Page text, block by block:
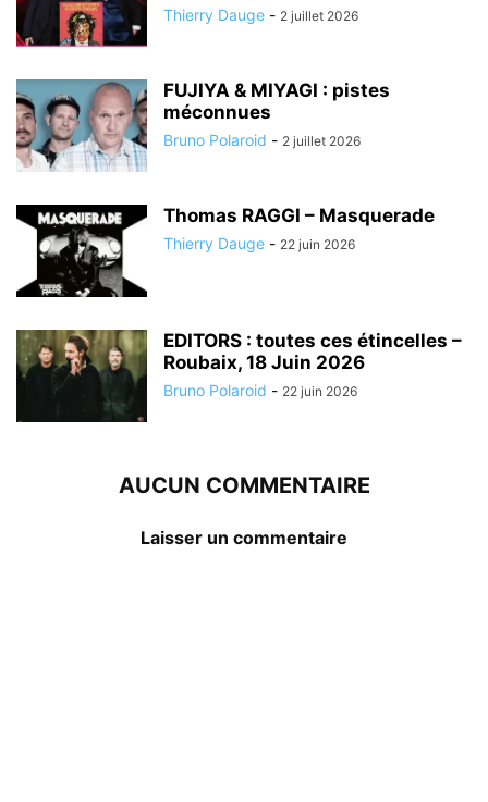
Thierry Dauge - 2 juillet 2026
FUJIYA & MIYAGI : pistes
méconnues
Bruno Polaroid - 2 juillet 2026
Thomas RAGGI – Masquerade
Thierry Dauge - 22 juin 2026
EDITORS : toutes ces étincelles –
Roubaix, 18 Juin 2026
Bruno Polaroid - 22 juin 2026
AUCUN COMMENTAIRE
Laisser un commentaire